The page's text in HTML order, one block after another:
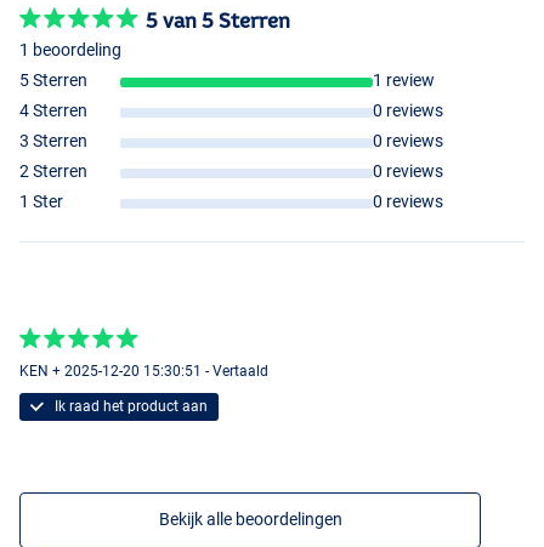
Baitfish
5 van 5 Sterren
1 beoordeling
5 Sterren
1 review
4 Sterren
0 reviews
3 Sterren
0 reviews
2 Sterren
0 reviews
1 Ster
0 reviews
KEN + 2025-12-20 15:30:51 - Vertaald
Ik raad het product aan
Bekijk alle beoordelingen